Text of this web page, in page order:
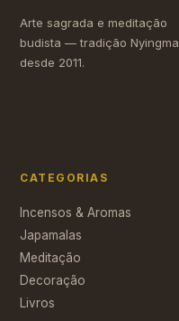
Arte sagrada e meditação
budista — tradição Nyingma
desde 2011.
CATEGORIAS
Incensos & Aromas
Japamalas
Meditação
Decoração
Livros